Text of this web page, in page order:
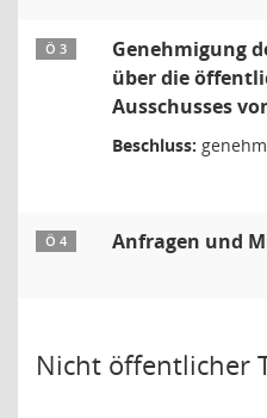
Ö 3
Genehmigung
über die
Ausschusses
Beschluss:
Ö 4 Anfragen und
Nicht öffentlicher